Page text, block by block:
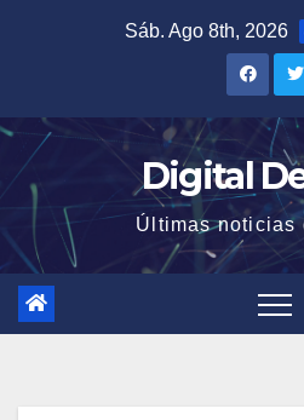
Sáb. Ago 8th, 2026
Digital
Últimas noticias